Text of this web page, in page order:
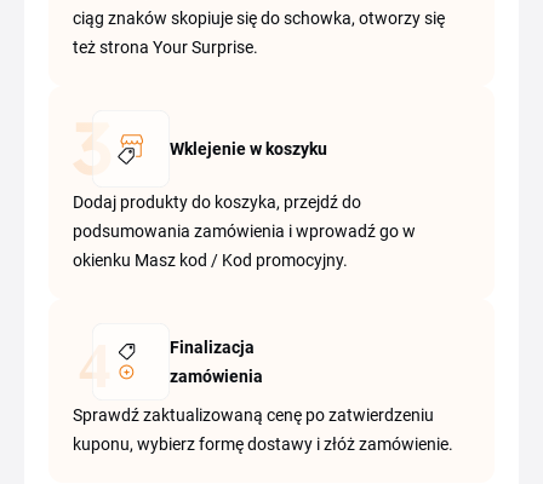
ciąg znaków skopiuje się do schowka, otworzy się
też strona Your Surprise.
Wklejenie w koszyku
Dodaj produkty do koszyka, przejdź do
podsumowania zamówienia i wprowadź go w
okienku Masz kod / Kod promocyjny.
Finalizacja
zamówienia
Sprawdź zaktualizowaną cenę po zatwierdzeniu
kuponu, wybierz formę dostawy i złóż zamówienie.